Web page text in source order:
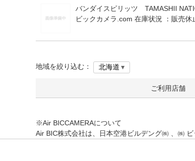
バンダイスピリッツ TAMASHII
ビックカメラ.com 在庫状況 ： 販売休
地域を絞り込む：
ご利用店舗
※Air BICCAMERAについて
Air BIC株式会社は、日本空港ビルデング㈱ 、㈱